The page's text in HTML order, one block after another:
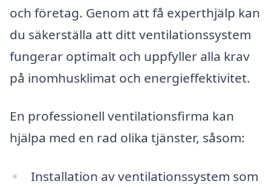
och företag. Genom att få experthjälp kan
du säkerställa att ditt ventilationssystem
fungerar optimalt och uppfyller alla krav
på inomhusklimat och energieffektivitet.
En professionell ventilationsfirma kan
hjälpa med en rad olika tjänster, såsom:
Installation av ventilationssystem som